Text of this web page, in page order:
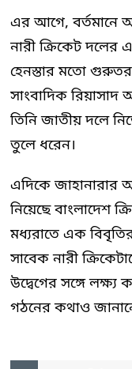
এর আগে, বর্তমানে
নারী ক্রিকেট দলের
হেনস্তার মতো
সাংবাদিক রিয়াসাদ
তিনি জাতীয় দলে
তুলে ধরেন।
এদিকে জাহানারার
নিয়েছে বাংলাদেশ
মধ্যরাতে এক
সাবেক নারী
উদ্বেগের সঙ্গে
গঠনের কথাও